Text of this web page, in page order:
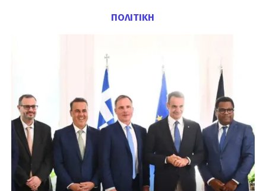
ΠΟΛΙΤΙΚΗ